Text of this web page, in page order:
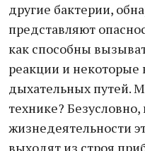
другие бактерии,
представляют
как способны
реакции и некоторые
дыхательных путей.
технике? Безусловно,
жизнедеятельности
выходят из строя